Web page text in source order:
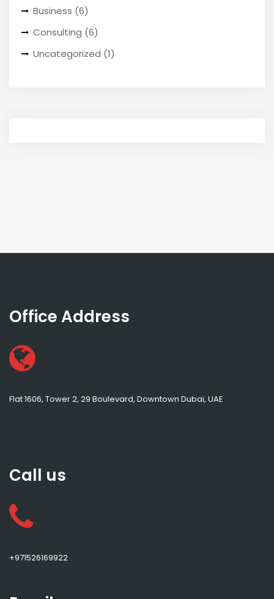
Business (6)
Consulting (6)
Uncategorized (1)
Office Address
Flat 1606, Tower 2, 29 Boulevard, Downtown Dubai, UAE
Call us
+971526169922